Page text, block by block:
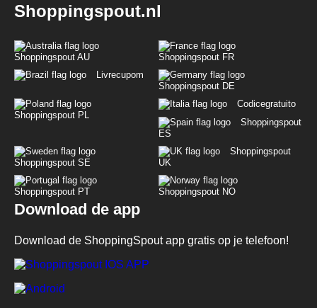
Shoppingspout.nl
Shoppingspout AU
Shoppingspout FR
Livrecupom
Shoppingspout DE
Shoppingspout PL
Codicegratuito
Shoppingspout
ES
Shoppingspout SE
Shoppingspout
UK
Shoppingspout PT Shoppingspout NO
Download de app
Download de ShoppingSpout app gratis op je telefoon!